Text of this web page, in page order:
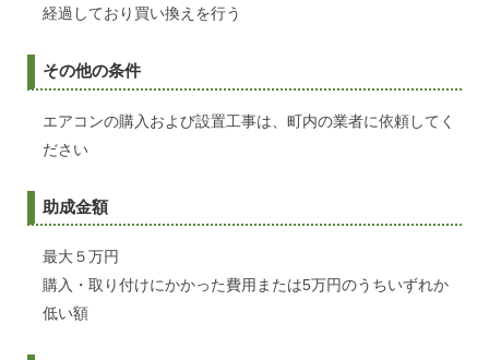
経過しており買い換えを行う
その他の条件
エアコンの購入および設置工事は、町内の業者に依頼してく
ださい
助成金額
最大５万円
購入・取り付けにかかった費用または5万円のうちいずれか
低い額